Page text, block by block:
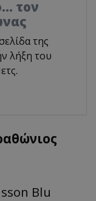
τον
της
λήξη του
Blu